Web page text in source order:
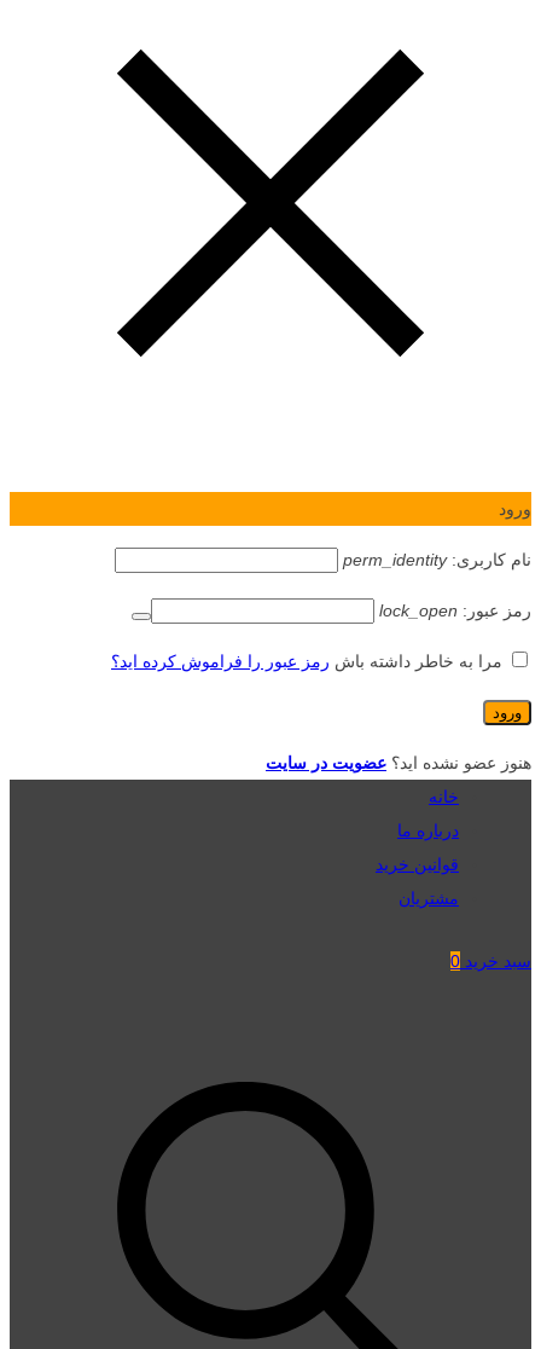
ورود
نام کاربری:perm_identity
رمز عبور: lock_open
مرا به خاطر داشته باش رمز عبور را فراموش کرده اید؟
هنوز عضو نشده اید؟ عضویت در سایت
خانه
درباره ما
قوانین خرید
مشتریان
سبد خرید 0